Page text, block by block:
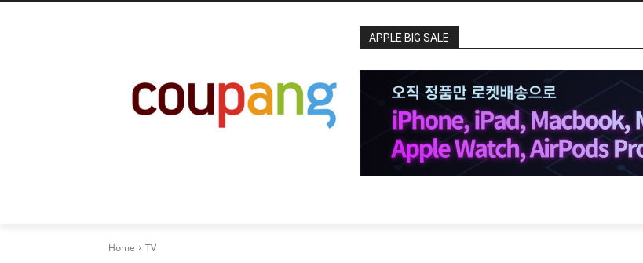
APPLE BIG SALE
Home TV